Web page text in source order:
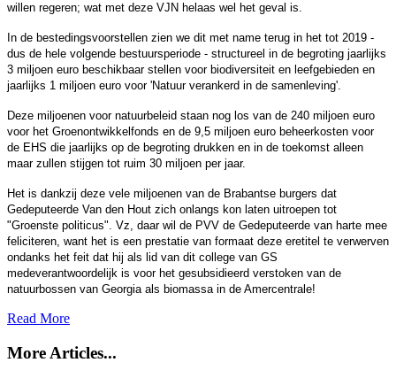
willen regeren; wat met deze VJN helaas wel het geval is.
In de bestedingsvoorstellen zien we dit met name terug in het tot 2019 -
dus de hele volgende bestuursperiode - structureel in de begroting jaarlijks
3 miljoen euro beschikbaar stellen voor biodiversiteit en leefgebieden en
jaarlijks 1 miljoen euro voor 'Natuur verankerd in de samenleving'.
Deze miljoenen voor natuurbeleid staan nog los van de 240 miljoen euro
voor het Groenontwikkelfonds en de 9,5 miljoen euro beheerkosten voor
de EHS die jaarlijks op de begroting drukken en in de toekomst alleen
maar zullen stijgen tot ruim 30 miljoen per jaar.
Het is dankzij deze vele miljoenen van de Brabantse burgers dat
Gedeputeerde Van den Hout zich onlangs kon laten uitroepen tot
"Groenste politicus". Vz, daar wil de PVV de Gedeputeerde van harte mee
feliciteren, want het is een prestatie van formaat deze eretitel te verwerven
ondanks het feit dat hij als lid van dit college van GS
medeverantwoordelijk is voor het gesubsidieerd verstoken van de
natuurbossen van Georgia als biomassa in de Amercentrale!
Read More
More Articles...